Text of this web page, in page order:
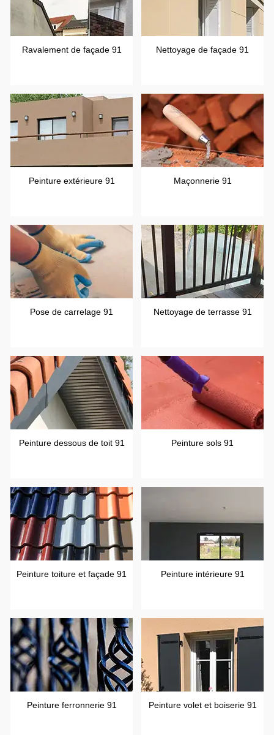
Ravalement de façade 91 Nettoyage de façade 91
Peinture extérieure 91 Maçonnerie 91
Pose de carrelage 91 Nettoyage de terrasse 91
Peinture dessous de toit 91 Peinture sols 91
Peinture toiture et façade 91 Peinture intérieure 91
Peinture ferronnerie 91 Peinture volet et boiserie 91